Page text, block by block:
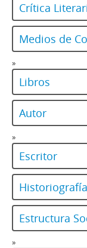
Crítica
Medios de
»
Libros
Autor
»
Escritor
Historiografía
Estructura
»